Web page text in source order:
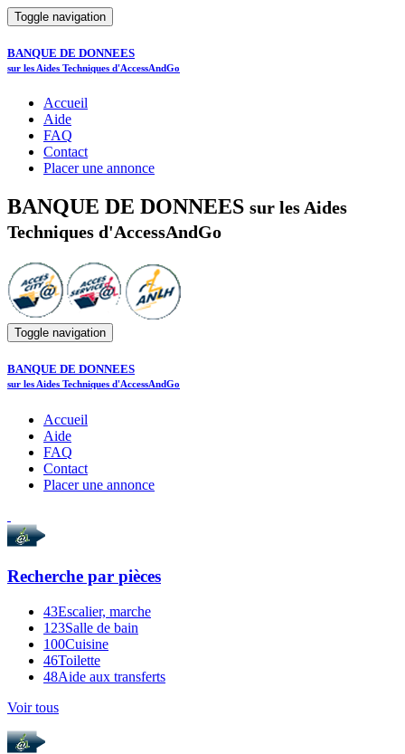
Toggle navigation
BANQUE DE DONNEES
sur les Aides Techniques d'AccessAndGo
Accueil
Aide
FAQ
Contact
Placer une annonce
BANQUE DE DONNEES sur les Aides
Techniques d'AccessAndGo
Toggle navigation
BANQUE DE DONNEES
sur les Aides Techniques d'AccessAndGo
Accueil
Aide
FAQ
Contact
Placer une annonce
Recherche par pièces
43Escalier, marche
123Salle de bain
100Cuisine
46Toilette
48Aide aux transferts
Voir tous